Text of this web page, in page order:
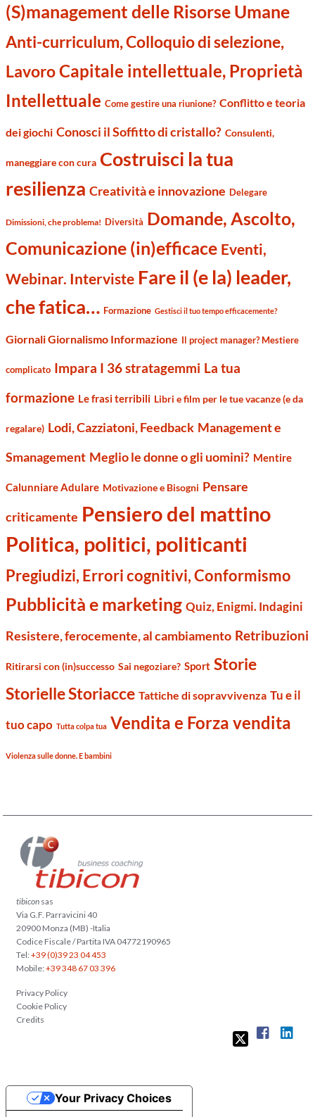
(S)management delle Risorse Umane
Anti-curriculum, Colloquio di selezione,
LavoroCapitale intellettuale, Proprietà
Intellettuale Come gestire una riunione? Conflitto e teoria
dei giochi Conosci il Soffitto di cristallo? Consulenti,
maneggiare con cura Costruisci la tua
resilienza Creatività e innovazione Delegare
Dimissioni, che problema! Diversità Domande, Ascolto,
Comunicazione (in)efficace Eventi,
Webinar. Interviste Fare il (e la) leader,
che fatica… Formazione Gestisci il tuo tempo efficacemente?
Giornali Giornalismo Informazione Il project manager? Mestiere
complicato Impara I 36 stratagemmi La tua
formazione Le frasi terribili Libri e film per le tue vacanze (e da
regalare) Lodi, Cazziatoni, Feedback Management e
Smanagement Meglio le donne o gli uomini? Mentire
Calunniare Adulare Motivazione e Bisogni Pensare
criticamente Pensiero del mattino
Politica, politici, politicanti
Pregiudizi, Errori cognitivi, Conformismo
Pubblicità e marketing Quiz, Enigmi. Indagini
Resistere, ferocemente, al cambiamento Retribuzioni
Ritirarsi con (in)successo Sai negoziare? Sport Storie
Storielle Storiacce Tattiche di sopravvivenza Tu e il
tuo capo Tutta colpa tua Vendita e Forza vendita
Violenza sulle donne. E bambini
tibicon sas
Via G.F. Parravicini 40
20900 Monza (MB) -Italia
Codice Fiscale / Partita IVA 04772190965
Tel:+39 (0)39 23 04 453
Mobile:+39 348 67 03 396
Privacy Policy
Cookie Policy
Credits
Your Privacy Choices